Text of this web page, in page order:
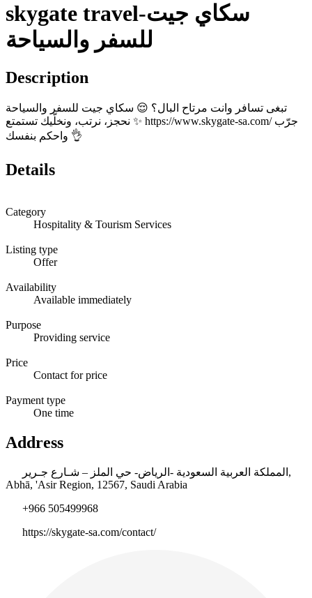
skygate travel-سكاي جيت
للسفر والسياحة
Description
تبغى تسافر وانت مرتاح البال؟ 😌 سكاي جيت للسفر والسياحة
نحجز، نرتب، ونخلّيك تستمتع ✨ https://www.skygate-sa.com/ جرّب
واحكم بنفسك 👌
Details
Category
Hospitality & Tourism Services
Listing type
Offer
Availability
Available immediately
Purpose
Providing service
Price
Contact for price
Payment type
One time
Address
Abhā, 'Asir Region, 12567, Saudi Arabia
+966 505499968
https://skygate-sa.com/contact/